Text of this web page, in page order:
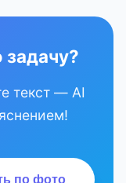
текст — AI
по фото